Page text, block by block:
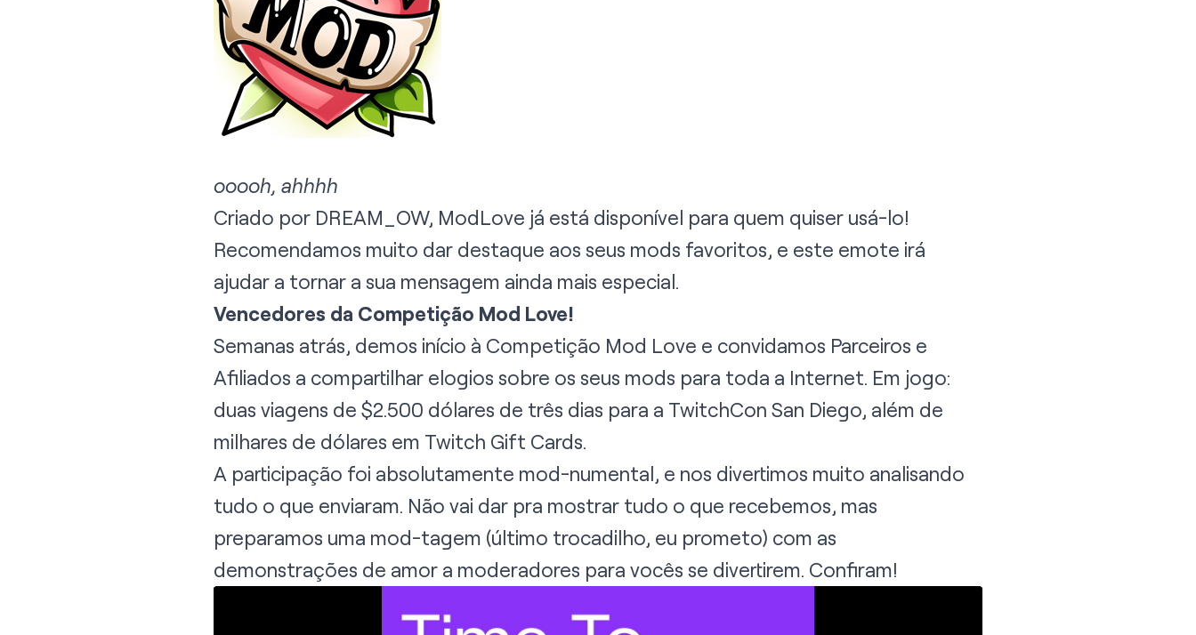
ooooh, ahhhh
Criado por DREAM_OW, ModLove já está disponível para quem quiser usá-lo!
Recomendamos muito dar destaque aos seus mods favoritos, e este emote irá
ajudar a tornar a sua mensagem ainda mais especial.
Vencedores da Competição Mod Love!
Semanas atrás, demos início à Competição Mod Love e convidamos Parceiros e
Afiliados a compartilhar elogios sobre os seus mods para toda a Internet. Em jogo:
duas viagens de $2.500 dólares de três dias para a TwitchCon San Diego, além de
milhares de dólares em Twitch Gift Cards.
A participação foi absolutamente mod-numental, e nos divertimos muito analisando
tudo o que enviaram. Não vai dar pra mostrar tudo o que recebemos, mas
preparamos uma mod-tagem (último trocadilho, eu prometo) com as
demonstrações de amor a moderadores para vocês se divertirem. Confiram!